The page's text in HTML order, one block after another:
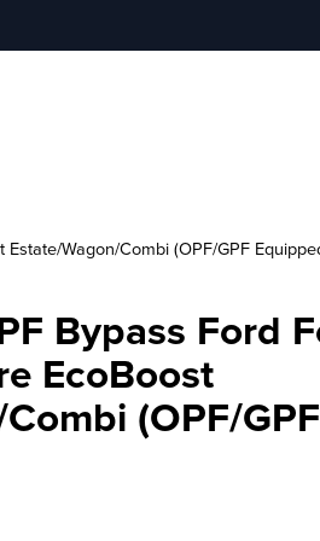
Wagon/Combi (OPF/GPF
Bypass Ford
EcoBoost
(OPF/GPF